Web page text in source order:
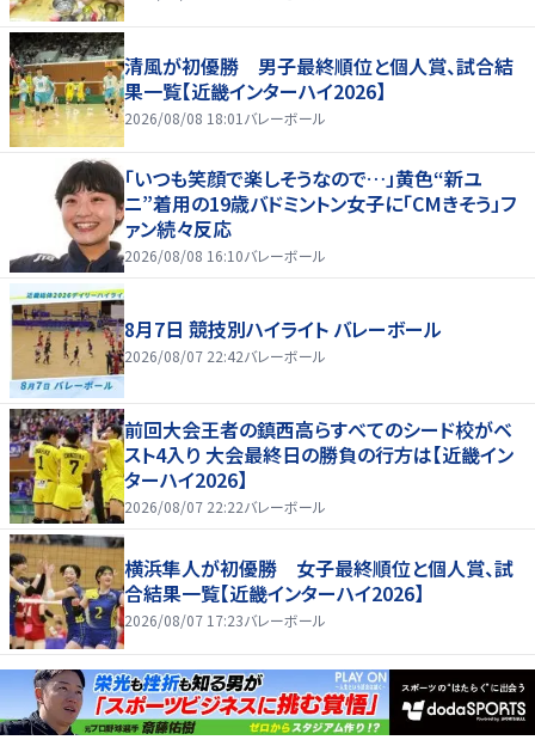
清風が初優勝 男子最終順位と個人賞、試合結
果一覧【近畿インターハイ2026】
2026/08/08 18:01 バレーボール
「いつも笑顔で楽しそうなので…」黄色“新ユ
ニ”着用の19歳バドミントン女子に「CMきそう」フ
ァン続々反応
2026/08/08 16:10バレーボール
8月7日 競技別ハイライト バレーボール
2026/08/07 22:42バレーボール
前回大会王者の鎮西高らすべてのシード校がベ
スト4入り 大会最終日の勝負の行方は【近畿イン
ターハイ2026】
2026/08/07 22:22バレーボール
横浜隼人が初優勝 女子最終順位と個人賞、試
合結果一覧【近畿インターハイ2026】
2026/08/07 17:23バレーボール